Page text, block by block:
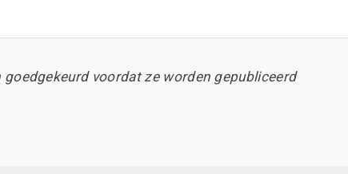
voordat ze worden gepubliceerd